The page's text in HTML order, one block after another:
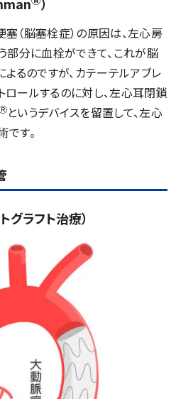
（脳塞栓症）の原因は、左心房
部分に血栓ができて、これが脳
よるのですが、カテーテルアブレ
ロールするのに対し、左心耳閉鎖
というデバイスを留置して、左心
す。
グラフト治療）